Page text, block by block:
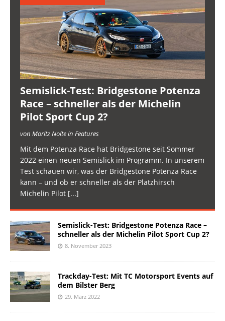
Semislick-Test: Bridgestone Potenza
Race – schneller als der Michelin
Pilot Sport Cup 2?
von Moritz Nolte in Features
Mit dem Potenza Race hat Bridgestone seit Sommer
2022 einen neuen Semislick im Programm. In unserem
Test schauen wir, was der Bridgestone Potenza Race
kann – und ob er schneller als der Platzhirsch
Michelin Pilot [...]
Semislick-Test: Bridgestone Potenza Race –
schneller als der Michelin Pilot Sport Cup 2?
8. November 2023
Trackday-Test: Mit TC Motorsport Events auf
dem Bilster Berg
29. März 2022